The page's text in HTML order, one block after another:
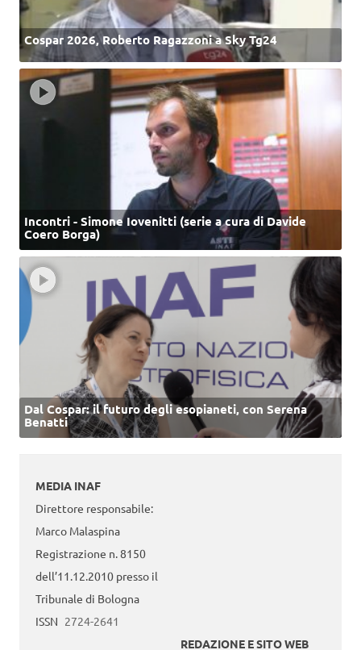
Cospar 2026, Roberto Ragazzoni a Sky Tg24
Incontri - Simone Iovenitti (serie a cura di Davide
Coero Borga)
Dal Cospar: il futuro degli esopianeti, con Serena
Benatti
MEDIA INAF
Direttore responsabile:
Marco Malaspina
Registrazione n. 8150
dell’11.12.2010 presso il
Tribunale di Bologna
ISSN 2724-2641
REDAZIONE E SITO WEB